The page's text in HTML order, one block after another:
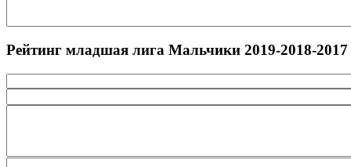
Рейтинг младшая лига Мальчики 2019-2018-2017